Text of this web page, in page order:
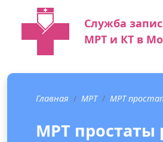
Служба
МРТ и КТ в
Главная МРТ МРТ
МРТ простаты